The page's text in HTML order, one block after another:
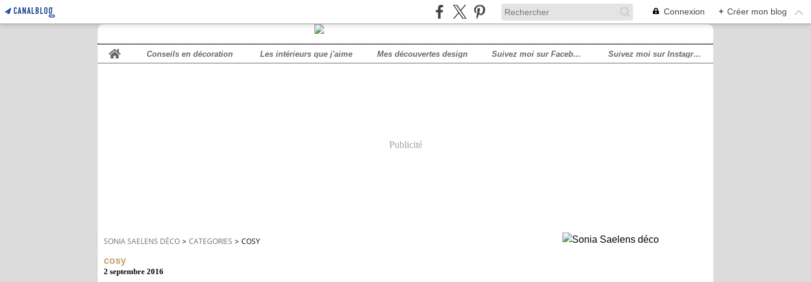
Connexion + Créer mon blog
Home
Conseils en décoration Les intérieurs que j'aime Mes découvertes design Suivez moi sur Facebook! Suivez moi sur Instagram!
Publicité
SONIA SAELENS DÉCO > CATEGORIES > COSY
cosy
2 septembre 2016